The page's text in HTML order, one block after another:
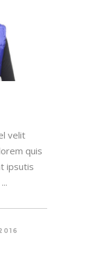
velit
quis
ipsutis